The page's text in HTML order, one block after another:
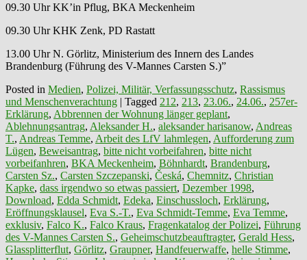
09.30 Uhr KK’in Pflug, BKA Meckenheim
09.30 Uhr KHK Zenk, PD Rastatt
13.00 Uhr N. Görlitz, Ministerium des Innern des Landes
Brandenburg (Führung des V-Mannes Carsten S.)”
Posted in Medien, Polizei, Militär, Verfassungsschutz, Rassismus
und Menschenverachtung | Tagged 212, 213, 23.06., 24.06., 257er-
Erklärung, Abbrennen der Wohnung länger geplant,
Ablehnungsantrag, Aleksander H., aleksander harisanow, Andreas
T., Andreas Temme, Arbeit des LfV lahmlegen, Aufforderung zum
Lügen, Beweisantrag, bitte nicht vorbeifahren, bitte nicht
vorbeifanhren, BKA Meckenheim, Böhnhardt, Brandenburg,
Carsten Sz., Carsten Szczepanski, Česká, Chemnitz, Christian
Kapke, dass irgendwo so etwas passiert, Dezember 1998,
Download, Edda Schmidt, Edeka, Einschussloch, Erklärung,
Eröffnungsklausel, Eva S.-T., Eva Schmidt-Temme, Eva Temme,
exklusiv, Falco K., Falco Kraus, Fragenkatalog der Polizei, Führung
des V-Mannes Carsten S., Geheimschutzbeauftragter, Gerald Hess,
Glassplitterflut, Görlitz, Graupner, Handfeuerwaffe, helle Stimme,